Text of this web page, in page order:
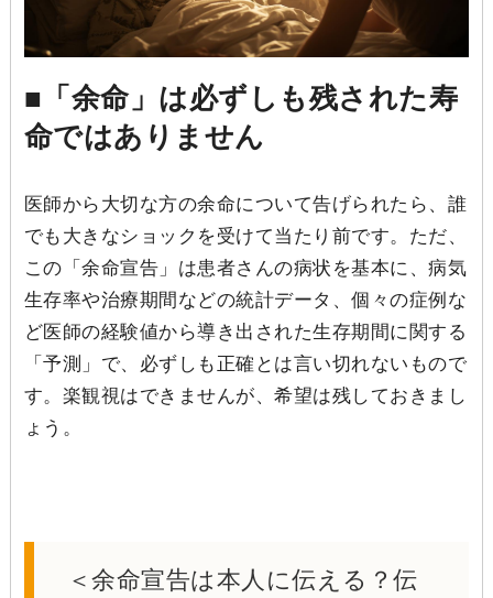
■「余命」は必ずしも残された寿
命ではありません
医師から大切な方の余命について告げられたら、誰
でも大きなショックを受けて当たり前です。ただ、
この「余命宣告」は患者さんの病状を基本に、病気
生存率や治療期間などの統計データ、個々の症例な
ど医師の経験値から導き出された生存期間に関する
「予測」で、必ずしも正確とは言い切れないもので
す。楽観視はできませんが、希望は残しておきまし
ょう。
＜余命宣告は本人に伝える？伝